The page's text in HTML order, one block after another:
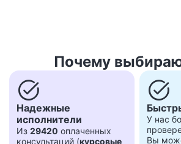
Почему
task_alt
Надежные
исполнители
Из 29420 оплаченных
консультаций (курсовые
task_alt
У нас
Вы